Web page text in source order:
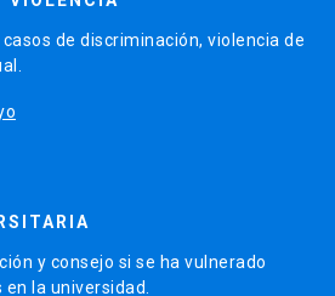
de discriminación, violencia de
y consejo si se ha vulnerado
la universidad.